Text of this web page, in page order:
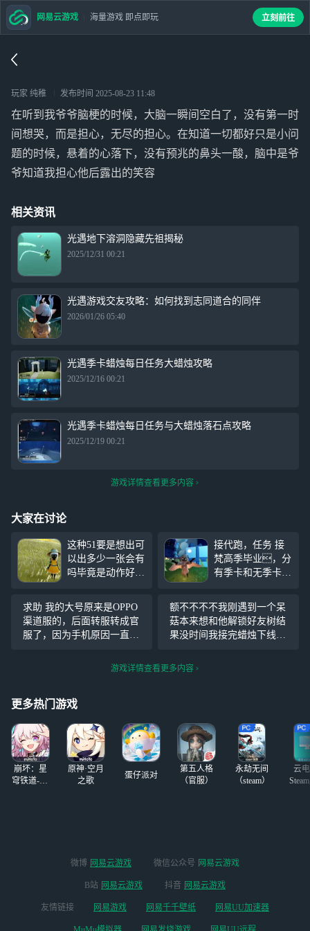
玩家 纯稚 发布时间 2025-08-23 11:48
在听到我爷爷脑梗的时候，大脑一瞬间空白了，没有第一时
间想哭，而是担心，无尽的担心。在知道一切都好只是小问
题的时候，悬着的心落下，没有预兆的鼻头一酸，脑中是爷
爷知道我担心他后露出的笑容
相关资讯
光遇地下溶洞隐藏先祖揭秘
2025/12/31 00:21
光遇游戏交友攻略：如何找到志同道合的同伴
2026/01/26 05:40
光遇季卡蜡烛每日任务大蜡烛攻略
2025/12/16 00:21
光遇季卡蜡烛每日任务与大蜡烛落石点攻略
2025/12/19 00:21
游戏详情查看更多内容
大家在讨论
这种51要是想出可
以出多少一张会有
吗毕竟是动作好像
收集叫声的话好像
也差一两个就满了
总氪金礼包的话应
该是有70多吧接近
接代跑，任务 接
梵高季毕业，分
有季卡和无季卡
遇到好友会说不是
本人 全程录像，
也可牵手 有意向
丝 可先付定金，
求助 我的大号原来是OPPO
渠道服的，后面转服转成官
服了，因为手机原因一直在
之后也一直没有什么问题。
去是新号。我看了一下登录
额不不不不我刚遇到一个呆
菇本来想和他解锁好友树结
果没时间我接完蜡烛下线了
蜡烛我明天绝对给你补回来
游戏详情查看更多内容
更多热门游戏
崩坏：星
穹铁道-4.4
原神·空月
之歌
蛋仔派对
第五人格
（官服）
永劫无间
（steam）
云
网易云游戏 海量游戏 即点即玩 立刻前往
微博 网易云游戏 微信公众号 网易云游戏
B站 网易云游戏 抖音 网易云游戏
友情链接 网易游戏 网易千千壁纸 网易UU加速器